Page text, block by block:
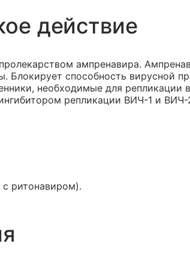
действие
ампренавира.
Блокирует способность вирусной
необходимые для репликации
репликации ВИЧ-1 и ВИЧ-
ритонавиром).